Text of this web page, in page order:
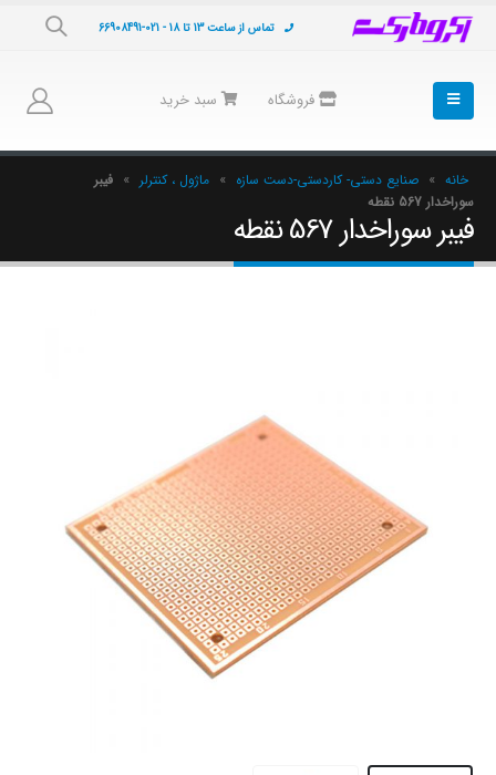
تماس از ساعت 13 تا 18 - 021-66908491
فروشگاه سبد خرید
خانه » صنایع دستی- کاردستی-دست سازه » ماژول ، کنترلر » فیبر
سوراخدار 567 نقطه
فیبر سوراخدار 567 نقطه